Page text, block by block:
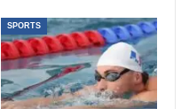
SPORTS